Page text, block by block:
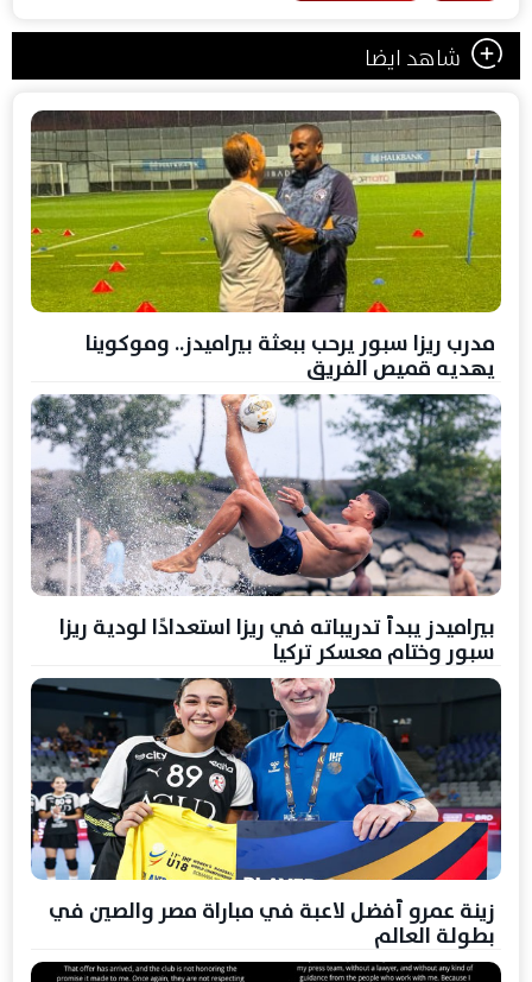
شاهد ايضا
مدرب ريزا سبور يرحب ببعثة بيراميدز.. وموكوينا
يهديه قميص الفريق
بيراميدز يبدأ تدريباته في ريزا استعدادًا لودية ريزا
سبور وختام معسكر تركيا
زينة عمرو أفضل لاعبة في مباراة مصر والصين في
بطولة العالم